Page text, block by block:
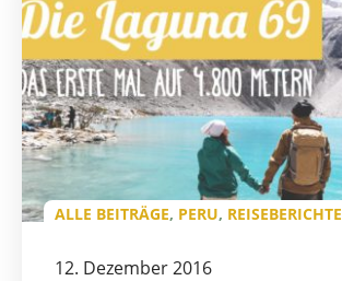
ALLE BEITRÄGE, PERU, REISEBERICHTE
12. Dezember 2016